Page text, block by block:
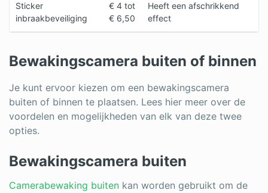
Sticker
inbraakbeveiliging
€ 4 tot
€ 6,50
Heeft een afschrikkend
effect
Bewakingscamera buiten of binnen
Je kunt ervoor kiezen om een bewakingscamera
buiten of binnen te plaatsen. Lees hier meer over de
voordelen en mogelijkheden van elk van deze twee
opties.
Bewakingscamera buiten
Camerabewaking buiten kan worden gebruikt om de